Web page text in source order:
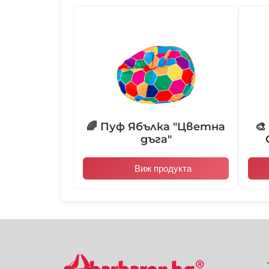
🌈 Пуф Ябълка "Цветна
дъга"
Виж продукта